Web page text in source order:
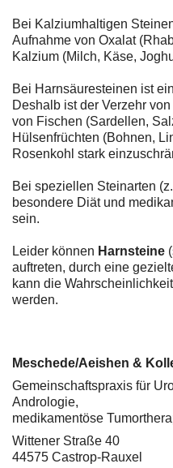
Bei Kalziumhaltigen
Aufnahme von Oxalat
Kalzium (Milch, Käse,
Bei Harnsäuresteinen ist
Deshalb ist der Verzehr
von Fischen (Sardellen,
Hülsenfrüchten (Bohnen,
Rosenkohl stark
Bei speziellen Steinarten
besondere Diät und
sein.
Leider können Harnsteine
auftreten, durch eine
kann die
werden.
Meschede/Aeishen &
Gemeinschaftspraxis für
Andrologie,
medikamentöse
Wittener Straße 40
44575 Castrop-Rauxel